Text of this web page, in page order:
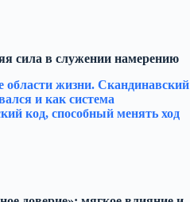
сила в служении намерению
области жизни. Скандинавский
и как система
код, способный менять ход